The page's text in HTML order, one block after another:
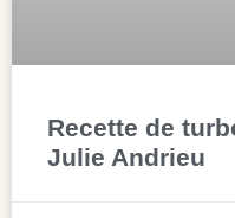
Recette de
Julie Andrieu